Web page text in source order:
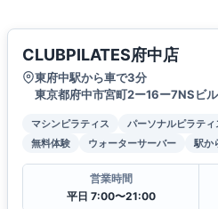
CLUBPILATES府中店
東府中駅から車で3分
東京都府中市宮町2ー16ー7NSビ
マシンピラティス パーソナルピラティ
無料体験
ウォーターサーバー 駅か
営業時間
平日 7:00〜21:00